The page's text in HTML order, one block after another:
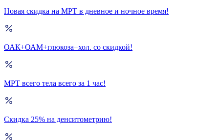
Новая скидка на МРТ в дневное и ночное время!
ОАК+ОАМ+глюкоза+хол. со скидкой!
МРТ всего тела всего за 1 час!
Скидка 25% на денситометрию!